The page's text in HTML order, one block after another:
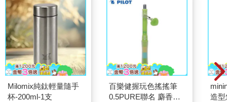
Milomix純鈦輕量隨手
杯-200ml-1支
百樂健握玩色搖搖筆
0.5PURE聯名 麝香葡